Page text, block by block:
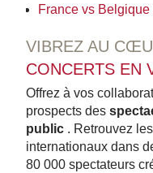
France vs
VIBREZ AU
CONCERTS EN
Offrez à vos
prospects des
public . Retrouvez
internationaux dans
80 000 spectateurs